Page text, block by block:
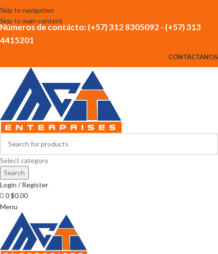
Skip to navigation
Skip to main content
Números de contácto: (+57) 312 8305092 - (+57) 313
4415201
CONTÁCTANOS
Select category
Search
Login / Register
0$0.00
Menu